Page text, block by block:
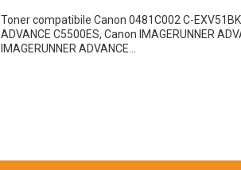
Toner compatibile Canon 0481C002 C-
ADVANCE C5500ES, Canon IMAGERUNNER
IMAGERUNNER ADVANCE…